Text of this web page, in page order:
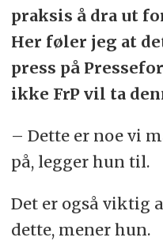
praksis å dra ut
Her føler jeg at
press på
ikke FrP vil ta
– Dette er noe vi
på, legger hun til.
Det er også viktig
dette, mener hun.